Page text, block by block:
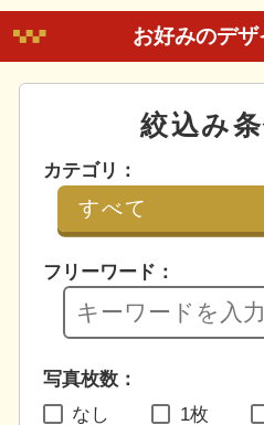
お好みのデ
絞込み
カテゴリ：
フリーワード：
写真枚数：
なし
1枚